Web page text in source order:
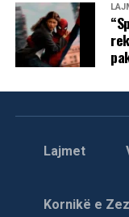
Lajmet
Kornikë e